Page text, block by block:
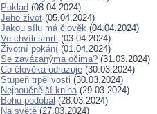
Poklad (08.04.2024)
Jeho život (05.04.2024)
Jakou sílu má člověk (04.04.2024)
Ve chvíli smrti (03.04.2024)
Životní pokání (01.04.2024)
Se zavázanýma očima? (31.03.2024)
Co člověka odrazuje (30.03.2024)
Stupeň trpělivosti (30.03.2024)
Nejpoučnější kniha(29.03.2024)
Bohu podobal (28.03.2024)
Na světě (27.03.2024)